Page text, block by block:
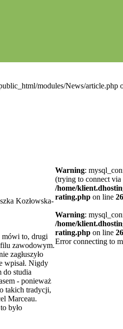
modules/News/article.php
Kozłowska-
mówi to, drugi
zawodowym.
zagłuszyło
wpisał. Nigdy
do studia
- ponieważ
takich tradycji,
Marceau.
było
Warning:
(trying to connect
/home/
rating.php on line 26
Warning:
/home/
rating.php on line 26
Error connecting to